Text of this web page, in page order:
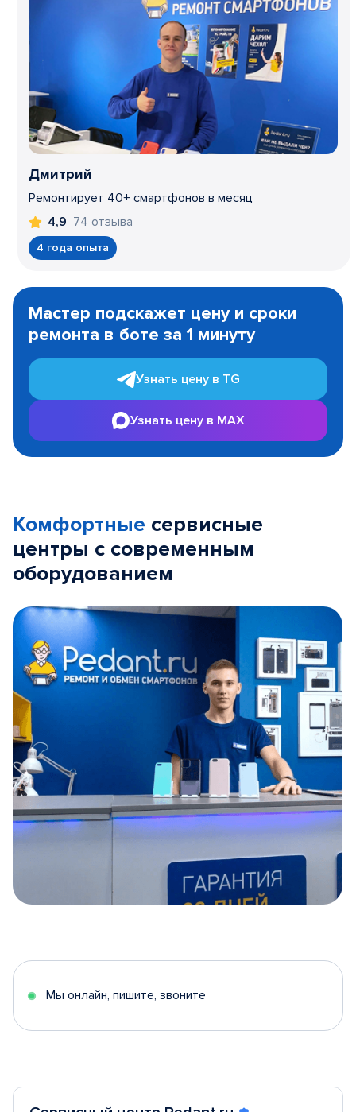
Дмитрий
Ремонтирует 40+ смартфонов в месяц
4,9 74 отзыва
4 года опыта
1
Мастер подскажет цену и сроки
ремонта в боте за 1 минуту
Узнать цену в TG
Узнать цену в MAX
Комфортные сервисные
центры с современным
оборудованием
5
Мы онлайн, пишите, звоните